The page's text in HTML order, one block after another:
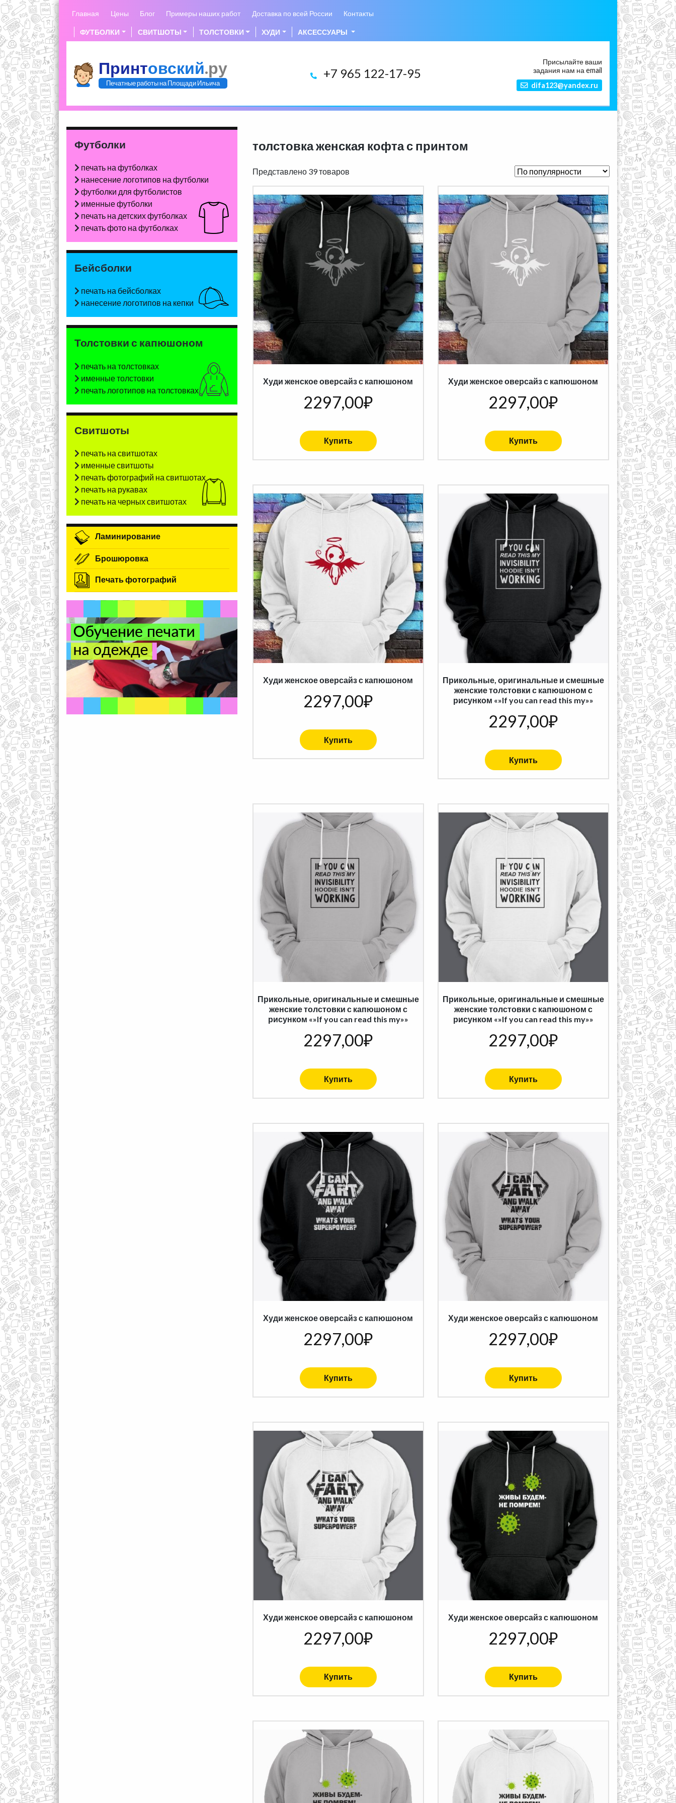
content
Главная Цены Блог Примеры наших работ Доставка по всей России Контакты
ФУТБОЛКИ СВИТШОТЫ ТОЛСТОВКИ ХУДИ АКСЕССУАРЫ
Принтовский.ру
Печатные работы на Площади Ильича
+7 965 122-17-95
Присылайте ваши
задания нам на email
difa123@yandex.ru
Футболки
печать на футболках
нанесение логотипов на футболки
футболки для футболистов
именные футболки
печать на детских футболках
печать фото на футболках
Бейсболки
печать на бейсболках
нанесение логотипов на кепки
Толстовки с капюшоном
печать на толстовках
именные толстовки
печать логотипов на толстовках
Свитшоты
печать на свитшотах
именные свитшоты
печать фотографий на свитшотах
печать на рукавах
печать на черных свитшотах
Ламинирование
Брошюровка
Печать фотографий
толстовка женская кофта с принтом
Представлено 39 товаров
Худи женское оверсайз с капюшоном
2297,00₽
Купить
Худи женское оверсайз с капюшоном
2297,00₽
Купить
Худи женское оверсайз с капюшоном
2297,00₽
Купить
Прикольные, оригинальные и смешные
женские толстовки с капюшоном с
рисунком «»If you can read this my»»
2297,00₽
Купить
Прикольные, оригинальные и смешные
женские толстовки с капюшоном с
рисунком «»If you can read this my»»
2297,00₽
Купить
Прикольные, оригинальные и смешные
женские толстовки с капюшоном с
рисунком «»If you can read this my»»
2297,00₽
Купить
Худи женское оверсайз с капюшоном
2297,00₽
Купить
Худи женское оверсайз с капюшоном
2297,00₽
Купить
Худи женское оверсайз с капюшоном
2297,00₽
Купить
Худи женское оверсайз с капюшоном
2297,00₽
Купить